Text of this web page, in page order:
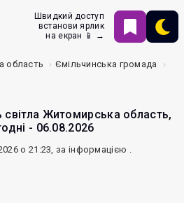
Швидкий доступ
встанови ярлик
на екран 📱 →
область
Ємільчинська громада
світла Житомирська область,
- 06.08.2026
о 21:23, за інформацією .